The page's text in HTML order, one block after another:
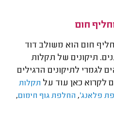
חום
חום הוא משולב דוד
תיקונים של תקלות
לגמרי לתיקונים הרגילים
לקרוא כאן עוד על תקלות
פלאנג', החלפת גוף חימום,